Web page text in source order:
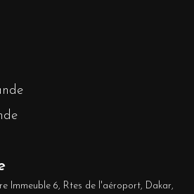
Immeuble 6, Rtes de l'aéroport, Dakar,